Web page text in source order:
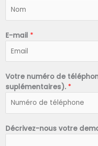
*
E-mail *
Votre numéro de
suplémentaires). *
Décrivez-nous votre